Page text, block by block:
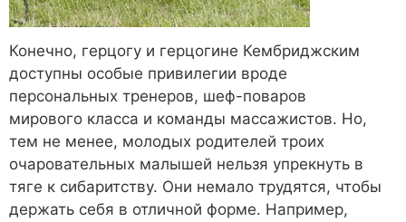
Конечно, герцогу и герцогине Кембриджским
доступны особые привилегии вроде
персональных тренеров, шеф-поваров
мирового класса и команды массажистов. Но,
тем не менее, молодых родителей троих
очаровательных малышей нельзя упрекнуть в
тяге к сибаритству. Они немало трудятся, чтобы
держать себя в отличной форме. Например,